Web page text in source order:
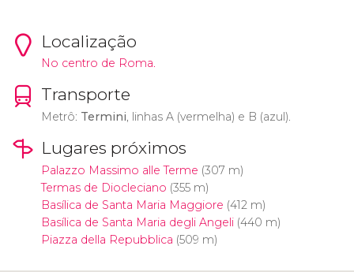
Localização
No centro de Roma.
Transporte
Metrô: Termini, linhas A (vermelha) e B (azul).
Lugares próximos
Palazzo Massimo alle Terme (307 m)
Termas de Diocleciano (355 m)
Basílica de Santa Maria Maggiore (412 m)
Basílica de Santa Maria degli Angeli(440 m)
Piazza della Repubblica (509 m)